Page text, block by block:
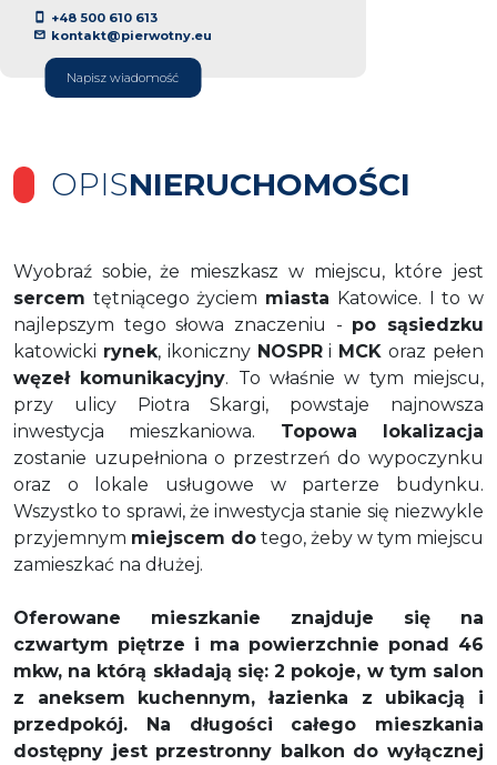
+48 500 610 613
kontakt@pierwotny.eu
Napisz wiadomość
OPISNIERUCHOMOŚCI
Wyobraź sobie, że mieszkasz w miejscu, które jest
sercem tętniącego życiem miasta Katowice. I to w
najlepszym tego słowa znaczeniu - po sąsiedzku
katowicki rynek, ikoniczny NOSPRi MCK oraz pełen
węzeł komunikacyjny. To właśnie w tym miejscu,
przy ulicy Piotra Skargi, powstaje najnowsza
inwestycja mieszkaniowa. Topowa lokalizacja
zostanie uzupełniona o przestrzeń do wypoczynku
oraz o lokale usługowe w parterze budynku.
Wszystko to sprawi, że inwestycja stanie się niezwykle
przyjemnym miejscem do tego, żeby w tym miejscu
zamieszkać na dłużej.
Oferowane mieszkanie znajduje się na
czwartym piętrze i ma powierzchnie ponad 46
mkw, na którą składają się: 2 pokoje, w tym salon
z aneksem kuchennym, łazienka z ubikacją i
przedpokój. Na długości całego mieszkania
dostępny jest przestronny balkon do wyłącznej